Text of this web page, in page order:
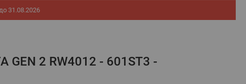
31.08.2026
GEN 2 RW4012 - 601ST3 -